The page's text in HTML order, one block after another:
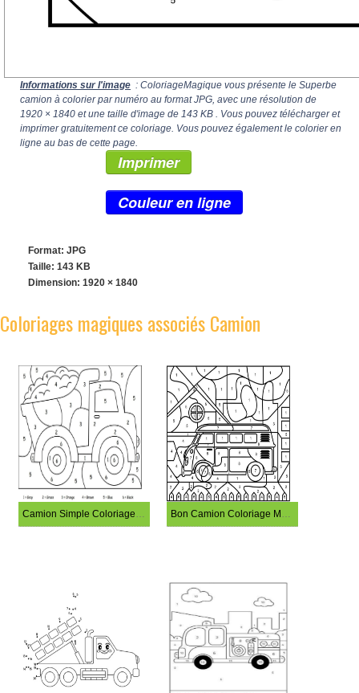
Informations sur l'image : ColoriageMagique vous présente le Superbe
camion à colorier par numéro au format JPG, avec une résolution de
1920 × 1840 et une taille d'image de 143 KB . Vous pouvez télécharger et
imprimer gratuitement ce coloriage. Vous pouvez également le colorier en
ligne au bas de cette page.
Imprimer
Couleur en ligne
Format: JPG
Taille: 143 KB
Dimension: 1920 × 1840
Coloriages magiques associés Camion
Camion Simple Coloriage Magique Bon Camion Coloriage Magique